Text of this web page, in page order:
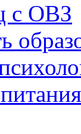
с ОВЗ